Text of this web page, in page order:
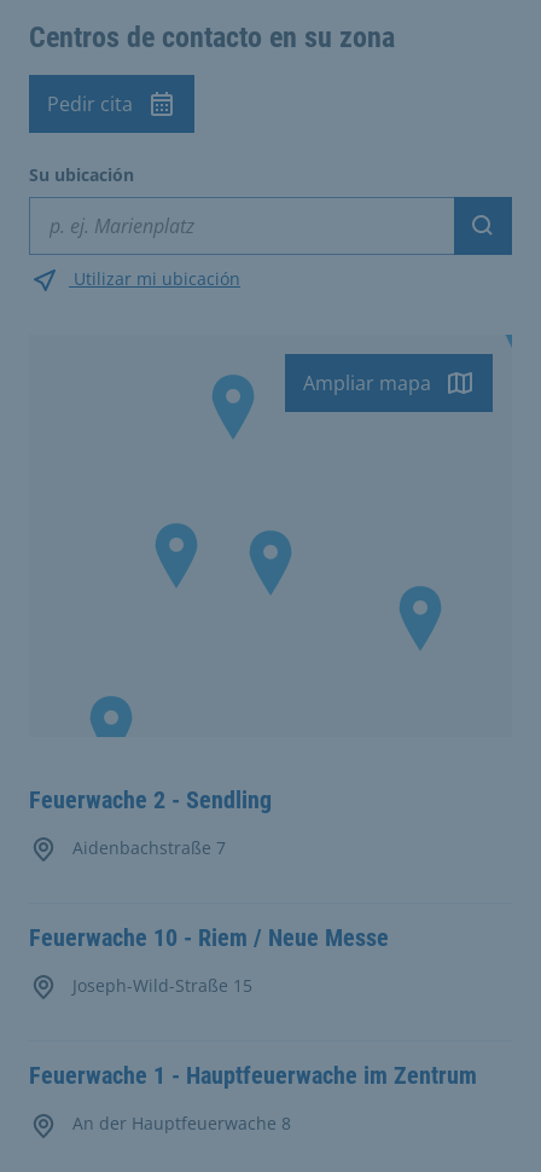
Centros de contacto en su zona
Pedir cita
Su ubicación
Utilizar mi ubicación
Ampliar mapa
Feuerwache 2 - Sendling
Aidenbachstraße 7
Feuerwache 10 - Riem / Neue Messe
Joseph-Wild-Straße 15
Feuerwache 1 - Hauptfeuerwache im Zentrum
An der Hauptfeuerwache 8